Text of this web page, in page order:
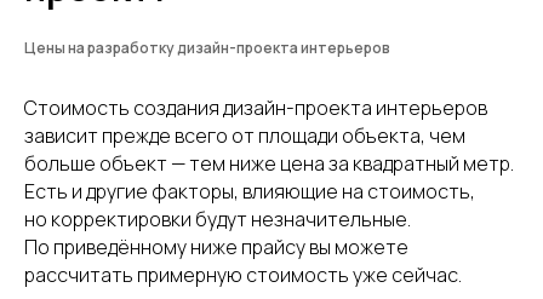
Цены на разработку дизайн-проекта интерьеров
Стоимость создания дизайн-проекта интерьеров
зависит прежде всего от площади объекта, чем
больше объект — тем ниже цена за квадратный метр.
Есть и другие факторы, влияющие на стоимость,
но корректировки будут незначительные.
По приведённому ниже прайсу вы можете
рассчитать примерную стоимость уже сейчас.